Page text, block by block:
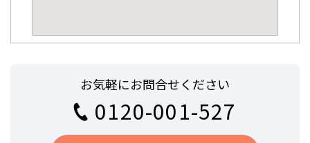
お気軽にお問合せください
0120-001-527